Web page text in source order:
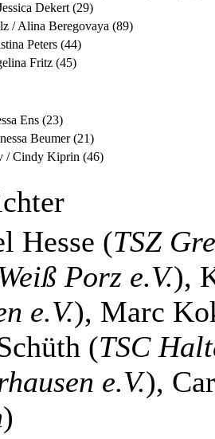
Dekert (29)
/ Alina Beregovaya (89)
Peters (44)
Fritz (45)
Ens (23)
Beumer (21)
/ Cindy Kiprin (46)
Hesse (TSZ
Porz e.V.),
e.V.), Marc
(TSC
e.V.),
)